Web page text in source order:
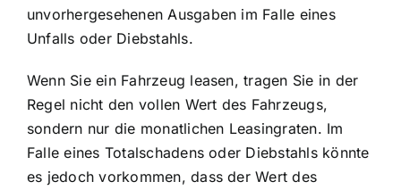
unvorhergesehenen Ausgaben im Falle eines
Unfalls oder Diebstahls.
Wenn Sie ein Fahrzeug leasen, tragen Sie in der
Regel nicht den vollen Wert des Fahrzeugs,
sondern nur die monatlichen Leasingraten. Im
Falle eines Totalschadens oder Diebstahls könnte
es jedoch vorkommen, dass der Wert des